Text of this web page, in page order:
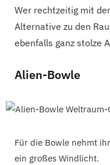
Wer rechtzeitig mit
Alternative zu den
ebenfalls ganz stolze
Alien-Bowle
Für die Bowle nehmt
ein großes Windlicht.